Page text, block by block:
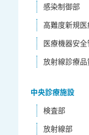
感染制御部
高難度新規
医療機器安
放射線診療
中央診療施設
検査部
放射線部